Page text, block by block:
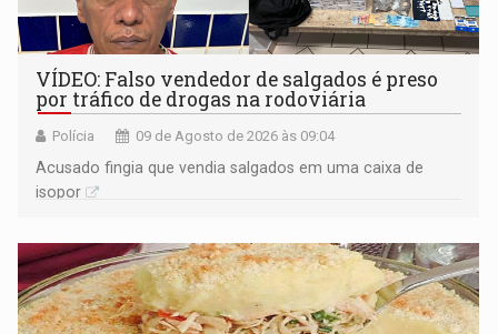
VÍDEO: Falso vendedor de salgados é preso
por tráfico de drogas na rodoviária
Polícia 09 de Agosto de 2026 às 09:04
Acusado fingia que vendia salgados em uma caixa de
isopor